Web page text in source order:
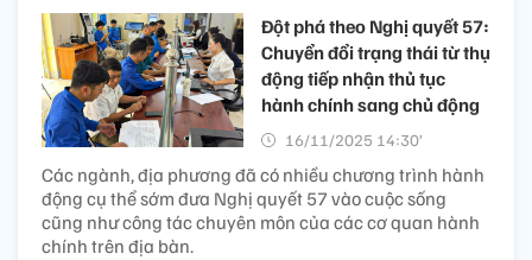
Đột phá theo Nghị quyết 57:
Chuyển đổi trạng thái từ thụ
động tiếp nhận thủ tục
hành chính sang chủ động
16/11/2025 14:30’
Các ngành, địa phương đã có nhiều chương trình hành
động cụ thể sớm đưa Nghị quyết 57 vào cuộc sống
cũng như công tác chuyên môn của các cơ quan hành
chính trên địa bàn.